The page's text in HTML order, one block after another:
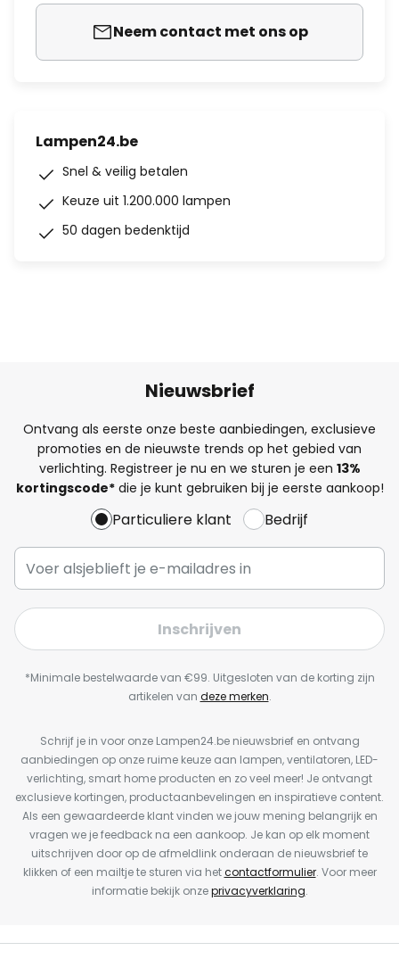
Neem contact met ons op
Lampen24.be
Snel & veilig betalen
Keuze uit 1.200.000 lampen
50 dagen bedenktijd
Nieuwsbrief
Ontvang als eerste onze beste aanbiedingen, exclusieve
promoties en de nieuwste trends op het gebied van
verlichting. Registreer je nu en we sturen je een 13%
kortingscode*die je kunt gebruiken bij je eerste aankoop!
Particuliere klant Bedrijf
Inschrijven
*Minimale bestelwaarde van €99. Uitgesloten van de korting zijn
artikelen van deze merken.
Schrijf je in voor onze Lampen24.be nieuwsbrief en ontvang
aanbiedingen op onze ruime keuze aan lampen, ventilatoren, LED-
verlichting, smart home producten en zo veel meer! Je ontvangt
exclusieve kortingen, productaanbevelingen en inspiratieve content.
Als een gewaardeerde klant vinden we jouw mening belangrijk en
vragen we je feedback na een aankoop. Je kan op elk moment
uitschrijven door op de afmeldlink onderaan de nieuwsbrief te
klikken of een mailtje te sturen via hetcontactformulier. Voor meer
informatie bekijk onzeprivacyverklaring.